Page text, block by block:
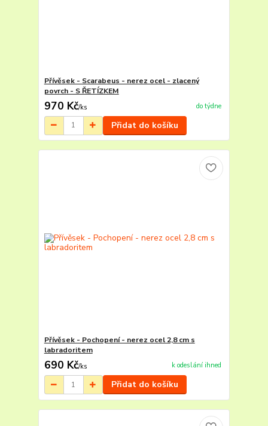
Přívěsek - Scarabeus - nerez ocel - zlacený
povrch - S ŘETÍZKEM
970 Kč/ks do týdne
Přidat do košíku
Přívěsek - Pochopení - nerez ocel 2,8 cm s
labradoritem
690 Kč/ks k odeslání ihned
Přidat do košíku